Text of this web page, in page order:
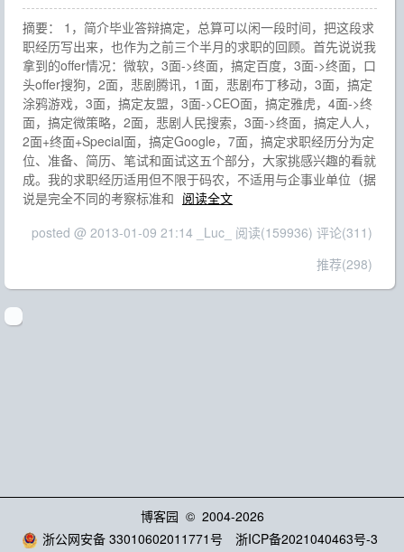
摘要： 1，简介毕业答辩搞定，总算可以闲一段时间，把这段求
职经历写出来，也作为之前三个半月的求职的回顾。首先说说我
拿到的offer情况：微软，3面->终面，搞定百度，3面->终面，口
头offer搜狗，2面，悲剧腾讯，1面，悲剧布丁移动，3面，搞定
涂鸦游戏，3面，搞定友盟，3面->CEO面，搞定雅虎，4面->终
面，搞定微策略，2面，悲剧人民搜索，3面->终面，搞定人人，
2面+终面+Special面，搞定Google，7面，搞定求职经历分为定
位、准备、简历、笔试和面试这五个部分，大家挑感兴趣的看就
成。我的求职经历适用但不限于码农，不适用与企事业单位（据
说是完全不同的考察标准和 阅读全文
posted @ 2013-01-09 21:14 _Luc_ 阅读(159936) 评论(311)
推荐(298)
博客园 © 2004-2026
浙公网安备 33010602011771号
浙ICP备2021040463号-3